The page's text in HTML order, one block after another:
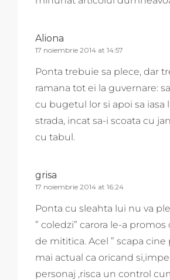
Aliona
17 noiembrie 2014 at 14:57
Ponta trebuie sa plece, dar
ramana tot ei la guvernare:
cu bugetul lor si apoi sa iasa
strada, incat sa-i scoata cu
cu tabul.
grisa
17 noiembrie 2014 at 16:24
Ponta cu sleahta lui nu va
” coledzi” carora le-a promos
de mititica. Acel ” scapa cine
mai actual ca oricand
personaj ,risca un control